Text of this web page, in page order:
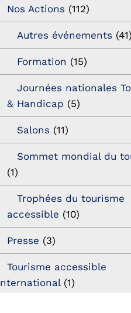
Nos Actions (112)
Autres événements (41)
Formation (15)
Journées nationales
& Handicap (5)
Salons (11)
Sommet mondial du
(1)
Trophées du tourisme
accessible (10)
Presse (3)
Tourisme accessible
(1)